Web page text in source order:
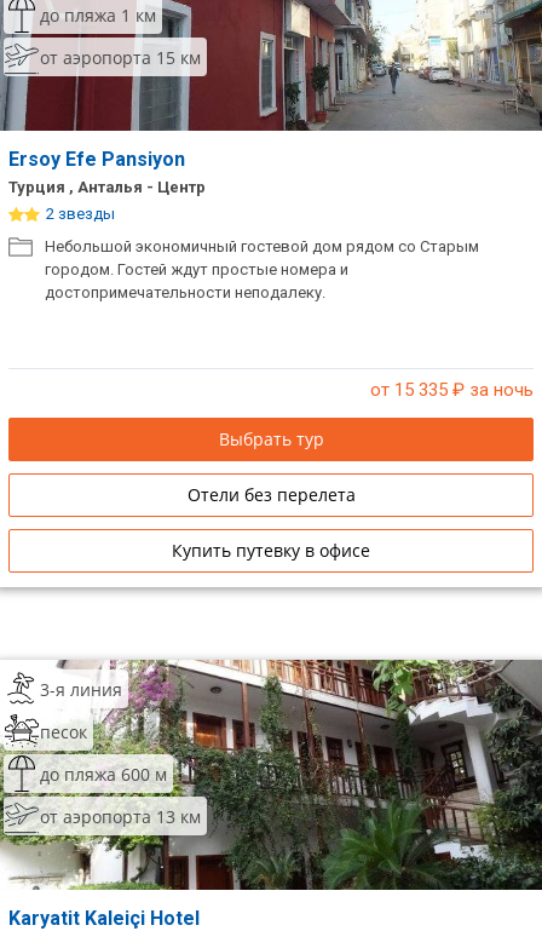
до пляжа 1 км
от аэропорта 15 км
Ersoy Efe Pansiyon
Турция , Анталья - Центр
2 звезды
Небольшой экономичный гостевой дом рядом со Старым
городом. Гостей ждут простые номера и
достопримечательности неподалеку.
от 15 335 ₽ за ночь
Выбрать тур
Отели без перелета
Купить путевку в офисе
3-я линия
песок
до пляжа 600 м
от аэропорта 13 км
Karyatit Kaleiçi Hotel
Сетевые отели Таиланда
Сетевые отели Шри Ланки
Сетевые отели Вьетнама
Сетевые отели Мальдив
Сетевые отели Бали